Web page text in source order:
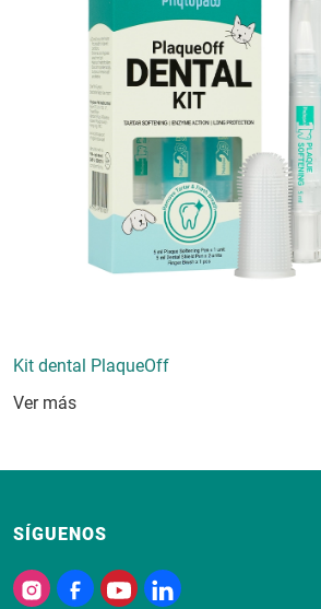
Kit dental PlaqueOff
Ver más
SÍGUENOS